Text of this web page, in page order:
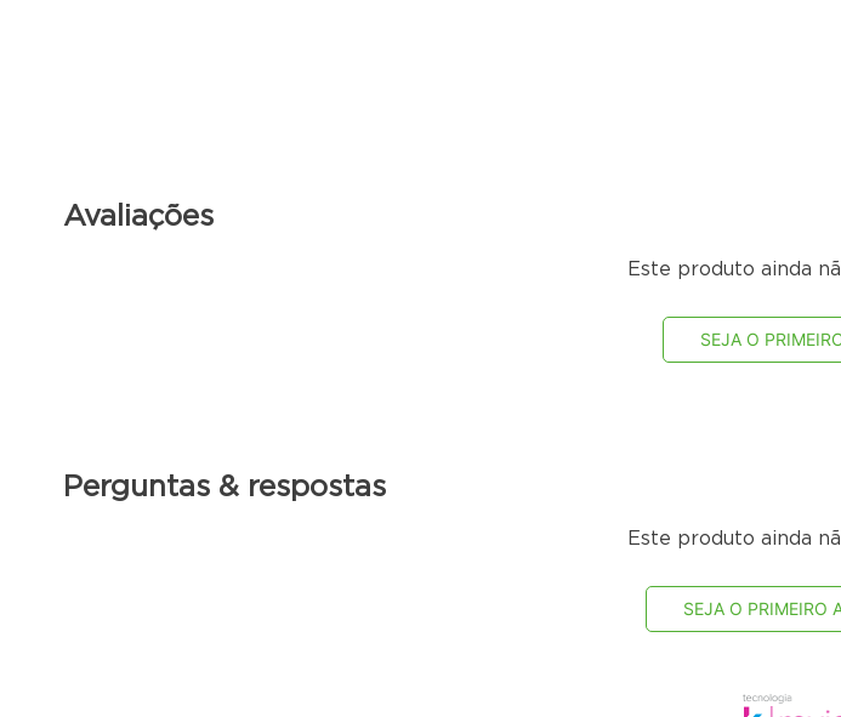
Avaliações
Este produto ainda
SEJA O
Perguntas & respostas
Este produto ainda
SEJA O PRIMEIRO